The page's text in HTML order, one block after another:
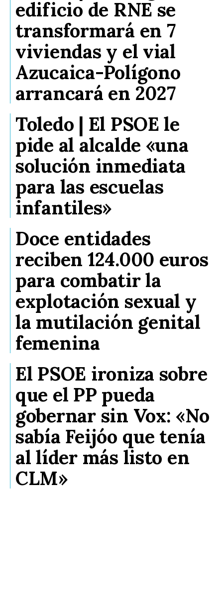
edificio de RNE se
transformará en 7
viviendas y el vial
Azucaica-Polígono
arrancará en 2027
Toledo | El PSOE le
pide al alcalde «una
solución inmediata
para las escuelas
infantiles»
Doce entidades
reciben 124.000 euros
para combatir la
explotación sexual y
la mutilación genital
femenina
El PSOE ironiza sobre
que el PP pueda
gobernar sin Vox: «No
sabía Feijóo que tenía
al líder más listo en
CLM»